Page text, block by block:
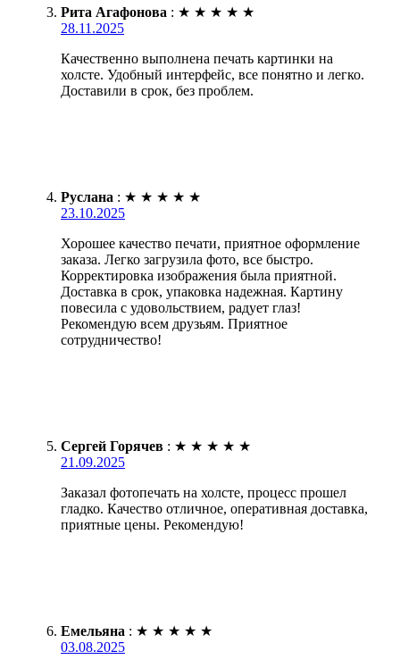
Рита Агафонова : ★ ★ ★ ★ ★
28.11.2025
Качественно выполнена печать картинки на
холсте. Удобный интерфейс, все понятно и легко.
Доставили в срок, без проблем.
Руслана : ★ ★ ★ ★ ★
23.10.2025
Хорошее качество печати, приятное оформление
заказа. Легко загрузила фото, все быстро.
Корректировка изображения была приятной.
Доставка в срок, упаковка надежная. Картину
повесила с удовольствием, радует глаз!
Рекомендую всем друзьям. Приятное
сотрудничество!
Сергей Горячев : ★ ★ ★ ★ ★
21.09.2025
Заказал фотопечать на холсте, процесс прошел
гладко. Качество отличное, оперативная доставка,
приятные цены. Рекомендую!
Емельяна : ★ ★ ★ ★ ★
03.08.2025